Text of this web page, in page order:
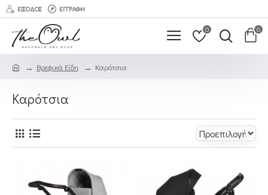
ΕΊΣΟΔΟΣ ΕΓΓΡΑΦΉ
0 0
Βρεφικά Είδη Καρότσια
Καρότσια